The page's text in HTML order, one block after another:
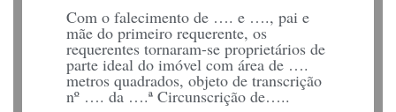
Com o falecimento de …. e …., pai e
mãe do primeiro requerente, os
requerentes tornaram-se proprietários de
parte ideal do imóvel com área de ….
metros quadrados, objeto de transcrição
nº …. da ….ª Circunscrição de…..